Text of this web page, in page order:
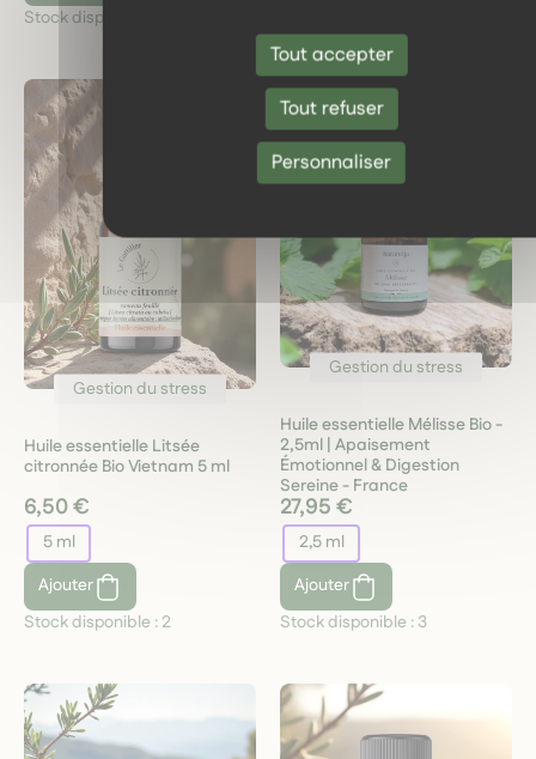
Tout accepter
Tout refuser
Personnaliser
Stock disponible :
Gestion du stress
Huile essentielle Litsée
citronnée Bio Vietnam 5 ml
6,50 €
5 ml
Ajouter
Stock disponible : 2
Gestion du stress
Huile essentielle Mélisse Bio -
2,5ml | Apaisement
Émotionnel & Digestion
Sereine - France
27,95 €
2,5 ml
Ajouter
Stock disponible : 3